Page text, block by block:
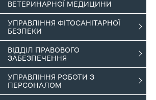
ВЕТЕРИНАРНОЇ МЕДИЦИНИ
УПРАВЛІННЯ ФІТОСАНІТАРНОЇ
БЕЗПЕКИ
ВІДДІЛ ПРАВОВОГО
ЗАБЕЗПЕЧЕННЯ
УПРАВЛІННЯ РОБОТИ З
ПЕРСОНАЛОМ